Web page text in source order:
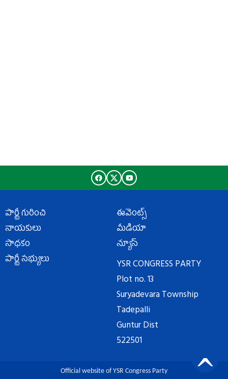
పార్టీ గురించి
నాయకులు
సాధకం
పార్టీ సభ్యులు
ఈవెంట్స్
మీడియా
న్యూస్
YSR CONGRESS PARTY
Plot no. 13
Suryadevara Township
Tadepalli
Guntur Dist
522501
Official website of YSR Congress Party